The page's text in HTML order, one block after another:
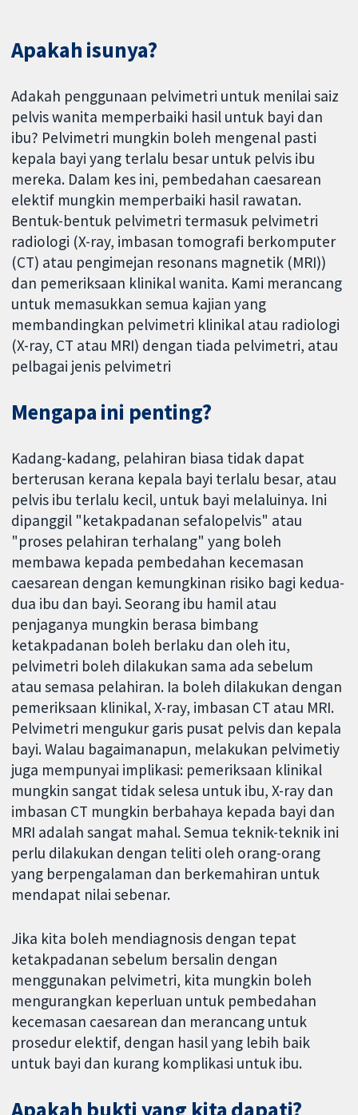
Apakah isunya?
Adakah penggunaan pelvimetri untuk menilai saiz
pelvis wanita memperbaiki hasil untuk bayi dan
ibu? Pelvimetri mungkin boleh mengenal pasti
kepala bayi yang terlalu besar untuk pelvis ibu
mereka. Dalam kes ini, pembedahan caesarean
elektif mungkin memperbaiki hasil rawatan.
Bentuk-bentuk pelvimetri termasuk pelvimetri
radiologi (X-ray, imbasan tomografi berkomputer
(CT) atau pengimejan resonans magnetik (MRI))
dan pemeriksaan klinikal wanita. Kami merancang
untuk memasukkan semua kajian yang
membandingkan pelvimetri klinikal atau radiologi
(X-ray, CT atau MRI) dengan tiada pelvimetri, atau
pelbagai jenis pelvimetri
Mengapa ini penting?
Kadang-kadang, pelahiran biasa tidak dapat
berterusan kerana kepala bayi terlalu besar, atau
pelvis ibu terlalu kecil, untuk bayi melaluinya. Ini
dipanggil "ketakpadanan sefalopelvis" atau
"proses pelahiran terhalang" yang boleh
membawa kepada pembedahan kecemasan
caesarean dengan kemungkinan risiko bagi kedua-
dua ibu dan bayi. Seorang ibu hamil atau
penjaganya mungkin berasa bimbang
ketakpadanan boleh berlaku dan oleh itu,
pelvimetri boleh dilakukan sama ada sebelum
atau semasa pelahiran. Ia boleh dilakukan dengan
pemeriksaan klinikal, X-ray, imbasan CT atau MRI.
Pelvimetri mengukur garis pusat pelvis dan kepala
bayi. Walau bagaimanapun, melakukan pelvimetiy
juga mempunyai implikasi: pemeriksaan klinikal
mungkin sangat tidak selesa untuk ibu, X-ray dan
imbasan CT mungkin berbahaya kepada bayi dan
MRI adalah sangat mahal. Semua teknik-teknik ini
perlu dilakukan dengan teliti oleh orang-orang
yang berpengalaman dan berkemahiran untuk
mendapat nilai sebenar.
Jika kita boleh mendiagnosis dengan tepat
ketakpadanan sebelum bersalin dengan
menggunakan pelvimetri, kita mungkin boleh
mengurangkan keperluan untuk pembedahan
kecemasan caesarean dan merancang untuk
prosedur elektif, dengan hasil yang lebih baik
untuk bayi dan kurang komplikasi untuk ibu.